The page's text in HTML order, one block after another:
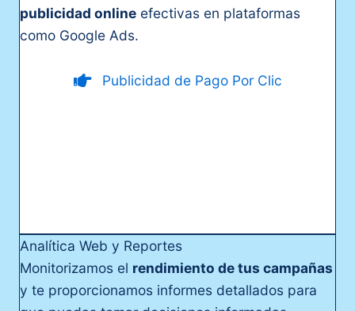
publicidad online efectivas en plataformas
como Google Ads.
Publicidad de Pago Por Clic
Analítica Web y Reportes
Monitorizamos el rendimiento de tus campañas
y te proporcionamos informes detallados para